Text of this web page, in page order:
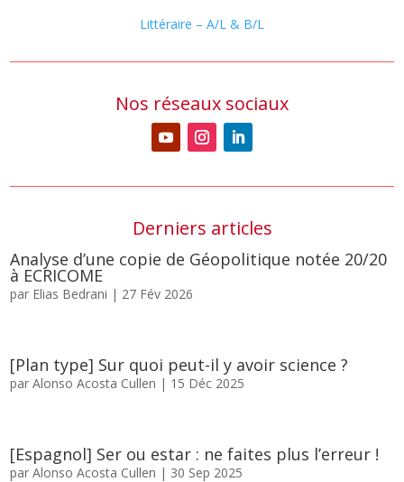
Littéraire – A/L & B/L
Nos réseaux sociaux
Derniers articles
Analyse d’une copie de Géopolitique notée 20/20
à ECRICOME
par Elias Bedrani | 27 Fév 2026
[Plan type] Sur quoi peut-il y avoir science ?
parAlonso Acosta Cullen | 15 Déc 2025
[Espagnol] Ser ou estar : ne faites plus l’erreur !
parAlonso Acosta Cullen | 30 Sep 2025